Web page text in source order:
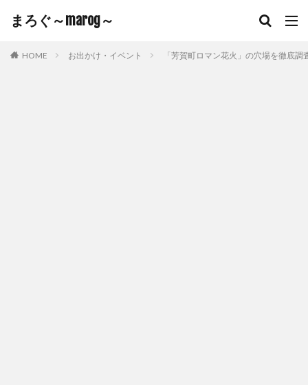
まろぐ～marog～
HOME お出かけ・イベント 「芳賀町ロマン花火」の穴場を徹底